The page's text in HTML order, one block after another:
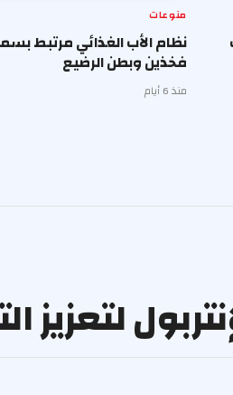
منوعات
نظام الأب الغذائي مرتبط
فخذين وبطن الرضيع
منذ 6 أيام
لتعزيز